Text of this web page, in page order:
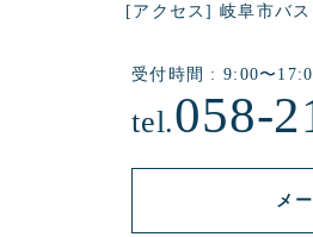
[アクセス] 岐阜市バ
受付時間 : 9:00〜
tel.058-
メ